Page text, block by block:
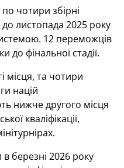
чотири збірні
до листопада 2025 року
12 переможців
до фінальної стадії.
місця, та чотири
націй
нижче другого місця
кваліфікації,
в березні 2026 року